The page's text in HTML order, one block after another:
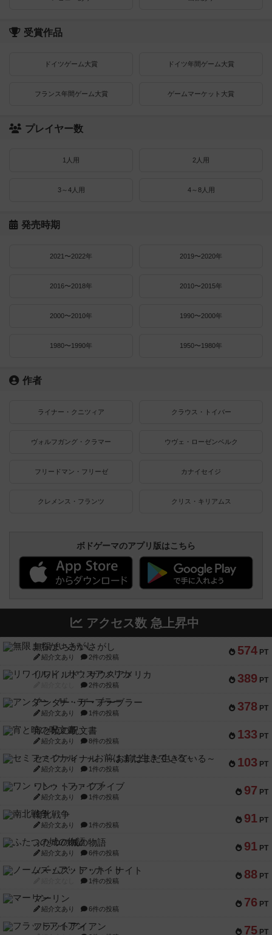
受賞作品
ドイツゲーム大賞 ドイツ年間ゲーム大賞
フランス年間ゲーム大賞 ゲームマーケット大賞
プレイヤー数
1人用 2人用
3～4人用 4～8人用
発売時期
2021〜2022年 2019〜2020年
2016〜2018年 2010〜2015年
2000〜2010年 1990〜2000年
1980〜1990年 1950〜1980年
作者
ライナー・クニツィア クラウス・トイバー
ヴォルフガング・クラマー ウヴェ・ローゼンベルク
フリードマン・フリーゼ カナイセイジ
クレメンス・フランツ クリス・キリアムス
ボドゲーマのアプリ版はこちら
アクセス数 急上昇中
574 PT
無限まちがいさがし
紹介文あり 2件の投稿
389 PT
リワイルド：サウスアメリカ
2件の投稿
378 PT
アンダー・ザ・テーブラー
紹介文あり 1件の投稿
133 PT
宵と暁の呪文書
紹介文あり 8件の投稿
103 PT
セミファイナル ～お前はまだ生きている～
紹介文あり 1件の投稿
97 PT
ワン・トゥ・ファイブ
紹介文あり 1件の投稿
91 PT
南北戦争
紹介文あり 1件の投稿
91 PT
ふたつの城の物語
紹介文あり 6件の投稿
88 PT
ノームズ・アット・ナイト
1件の投稿
76 PT
マーリン
紹介文あり 6件の投稿
75 PT
フラットアイアン